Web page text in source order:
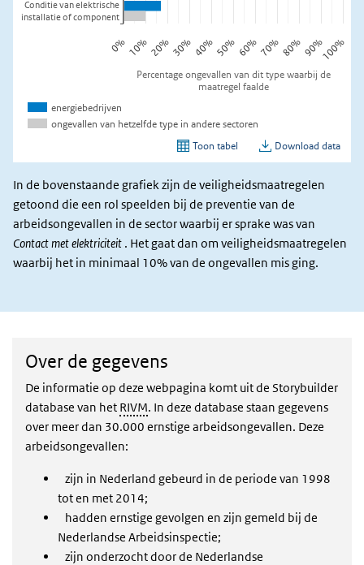
In de bovenstaande grafiek zijn de veiligheidsmaatregelen
getoond die een rol speelden bij de preventie van de
arbeidsongevallen in de sector waarbij er sprake was van
Contact met elektriciteit . Het gaat dan om veiligheidsmaatregelen
waarbij het in minimaal 10% van de ongevallen mis ging.
Over de gegevens
De informatie op deze webpagina komt uit de Storybuilder
database van het RIVM. In deze database staan gegevens
over meer dan 30.000 ernstige arbeidsongevallen. Deze
arbeidsongevallen:
zijn in Nederland gebeurd in de periode van 1998
tot en met 2014;
hadden ernstige gevolgen en zijn gemeld bij de
Nederlandse Arbeidsinspectie;
zijn onderzocht door de Nederlandse